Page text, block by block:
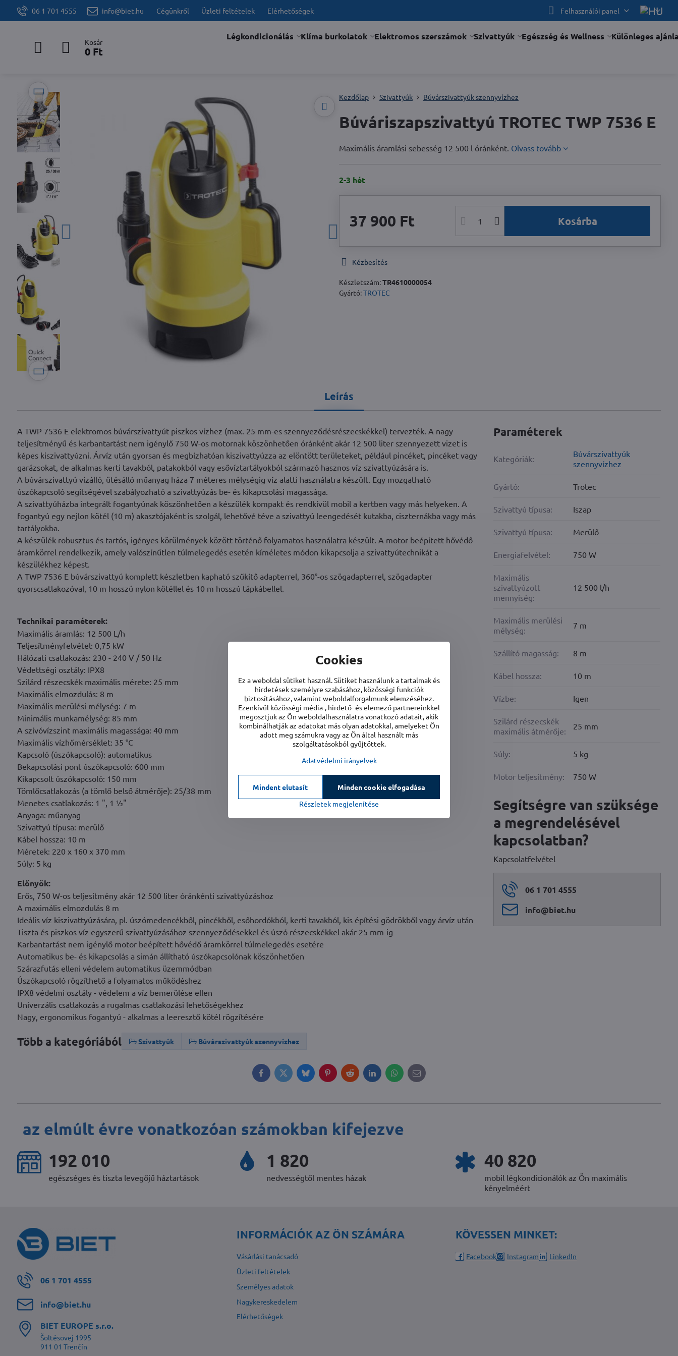
06 1 701 4555 info@biet.hu Cégünkről Üzleti feltételek Elérhetőségek Felhasználói panel
Kosár
0 Ft
Légkondicionálás Klíma burkolatok Elektromos szerszámok Szivattyúk Egészség és Wellness Különleges
Kezdőlap Szivattyúk Búvárszivattyúk szennyvízhez
Búváriszapszivattyú TROTEC TWP 7536 E
Maximális áramlási sebesség 12 500 l óránként. Olvass tovább
2-3 hét
37 900 Ft Kosárba
Kézbesítés
Készletszám:TR4610000054
Gyártó:TROTEC
Leírás
A TWP 7536 E elektromos búvárszivattyút piszkos vízhez (max. 25 mm-es szennyeződésrészecskékkel) tervezték. A nagy
teljesítményű és karbantartást nem igénylő 750 W-os motornak köszönhetően óránként akár 12 500 liter szennyezett vizet is
képes kiszivattyúzni. Árvíz után gyorsan és megbízhatóan kiszivattyúzza az elöntött területeket, például pincéket, pincéket vagy
garázsokat, de alkalmas kerti tavakból, patakokból vagy esővíztartályokból származó hasznos víz szivattyúzására is.
A búvárszivattyú vízálló, ütésálló műanyag háza 7 méteres mélységig víz alatti használatra készült. Egy mozgatható
úszókapcsoló segítségével szabályozható a szivattyúzás be- és kikapcsolási magassága.
A szivattyúházba integrált fogantyúnak köszönhetően a készülék kompakt és rendkívül mobil a kertben vagy más helyeken. A
fogantyú egy nejlon kötél (10 m) akasztójaként is szolgál, lehetővé téve a szivattyú leengedését kutakba, ciszternákba vagy más
tartályokba.
A készülék robusztus és tartós, igényes körülmények között történő folyamatos használatra készült. A motor beépített hővédő
áramkörrel rendelkezik, amely valószínűtlen túlmelegedés esetén kíméletes módon kikapcsolja a szivattyútechnikát a
készülékhez képest.
A TWP 7536 E búvárszivattyú komplett készletben kapható szűkítő adapterrel, 360°-os szögadapterrel, szögadapter
gyorscsatlakozóval, 10 m hosszú nylon kötéllel és 10 m hosszú tápkábellel.
Technikai paraméterek:
Maximális áramlás: 12 500 L/h
Teljesítményfelvétel: 0,75 kW
Hálózati csatlakozás: 230 - 240 V / 50 Hz
Védettségi osztály: IPX8
Szilárd részecskék maximális mérete: 25 mm
Maximális elmozdulás: 8 m
Maximális merülési mélység: 7 m
Minimális munkamélység: 85 mm
A szívóvízszint maximális magassága: 40 mm
Maximális vízhőmérséklet: 35 °C
Kapcsoló (úszókapcsoló): automatikus
Bekapcsolási pont úszókapcsoló: 600 mm
Kikapcsolt úszókapcsoló: 150 mm
Tömlőcsatlakozás (a tömlő belső átmérője): 25/38 mm
Menetes csatlakozás: 1 ", 1 ½"
Anyaga: műanyag
Szivattyú típusa: merülő
Kábel hossza: 10 m
Méretek: 220 x 160 x 370 mm
Súly: 5 kg
Előnyök:
Erős, 750 W-os teljesítmény akár 12 500 liter óránkénti szivattyúzáshoz
A maximális elmozdulás 8 m
Ideális víz kiszivattyúzására, pl. úszómedencékből, pincékből, esőhordókból, kerti tavakból, kis építési gödrökből vagy árvíz után
Tiszta és piszkos víz egyszerű szivattyúzásához szennyeződésekkel és úszó részecskékkel akár 25 mm-ig
Karbantartást nem igénylő motor beépített hővédő áramkörrel túlmelegedés esetére
Automatikus be- és kikapcsolás a simán állítható úszókapcsolónak köszönhetően
Szárazfutás elleni védelem automatikus üzemmódban
Úszókapcsoló rögzíthető a folyamatos működéshez
IPX8 védelmi osztály - védelem a víz bemerülése ellen
Univerzális csatlakozás a rugalmas csatlakozási lehetőségekhez
Nagy, ergonomikus fogantyú - alkalmas a leeresztő kötél rögzítésére
Több a kategóriából Szivattyúk Búvárszivattyúk szennyvízhez
Paraméterek
Kategóriák:
Búvárszivattyúk
szennyvízhez
Gyártó: Trotec
Szivattyú típusa: Iszap
Szivattyú típusa: Merülő
Energiafelvétel: 750 W
Maximális
szivattyúzott
mennyiség:
12 500 l/h
Maximális merülési
mélység:
7 m
Szállító magasság: 8 m
Kábel hossza: 10 m
Vízbe: Igen
Szilárd részecskék
maximális átmérője:
25 mm
Súly: 5 kg
Motor teljesítmény: 750 W
Segítségre van szüksége
a megrendelésével
kapcsolatban?
Kapcsolatfelvétel
06 1 701 4555
info​@biet​.hu
FacebookTwitterBlueskyPinterestRedditLinkedInWhatsApp
E-
mail
az elmúlt évre vonatkozóan számokban kifejezve
246 659
egészséges és tiszta levegőjű háztartások
2 338
nedvességtől mentes házak
52 438
mobil légkondicionálók az Ön maximális
kényelméért
06 1 701 4555
info​@biet​.hu
BIET EUROPE s​.r​.o​.
Šoltésovej 1995
911 01 Trenčín
INFORMÁCIÓK AZ ÖN SZÁMÁRA
Vásárlási tanácsadó
Üzleti feltételek
Személyes adatok
Nagykereskedelem
Elérhetőségek
KÖVESSEN MINKET:
Facebook Instagram LinkedIn
Cookies
Ez a weboldal sütiket használ. Sütiket használunk a tartalmak és
hirdetések személyre szabásához, közösségi funkciók
biztosításához, valamint weboldalforgalmunk elemzéséhez.
Ezenkívül közösségi média-, hirdető- és elemező partnereinkkel
megosztjuk az Ön weboldalhasználatra vonatkozó adatait, akik
kombinálhatják az adatokat más olyan adatokkal, amelyeket Ön
adott meg számukra vagy az Ön által használt más
szolgáltatásokból gyűjtöttek.
Adatvédelmi irányelvek
Részletek megjelenítése
Minden cookie elfogadása
Mindent elutasít